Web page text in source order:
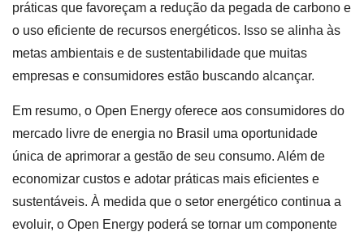
práticas que favoreçam a redução da pegada de carbono e
o uso eficiente de recursos energéticos. Isso se alinha às
metas ambientais e de sustentabilidade que muitas
empresas e consumidores estão buscando alcançar.
Em resumo, o Open Energy oferece aos consumidores do
mercado livre de energia no Brasil uma oportunidade
única de aprimorar a gestão de seu consumo. Além de
economizar custos e adotar práticas mais eficientes e
sustentáveis. À medida que o setor energético continua a
evoluir, o Open Energy poderá se tornar um componente